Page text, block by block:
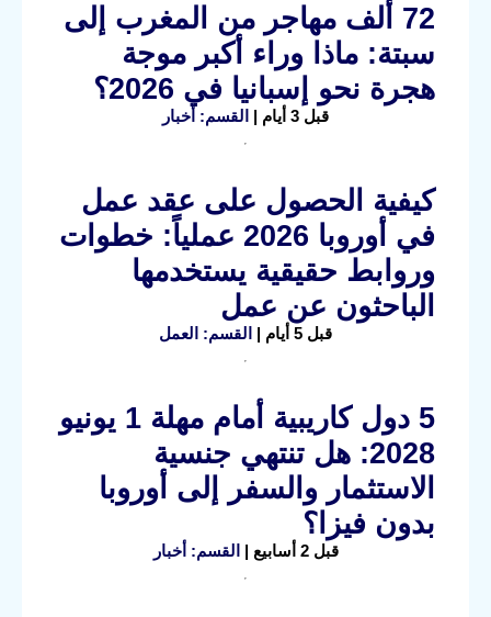
72 ألف مهاجر من المغرب إلى
سبتة: ماذا وراء أكبر موجة
هجرة نحو إسبانيا في 2026؟
قبل 3 أيام | القسم: أخبار
كيفية الحصول على عقد عمل
في أوروبا 2026 عملياً: خطوات
وروابط حقيقية يستخدمها
الباحثون عن عمل
قبل 5 أيام | القسم: العمل
5 دول كاريبية أمام مهلة 1 يونيو
2028: هل تنتهي جنسية
الاستثمار والسفر إلى أوروبا
بدون فيزا؟
قبل 2 أسابيع | القسم: أخبار